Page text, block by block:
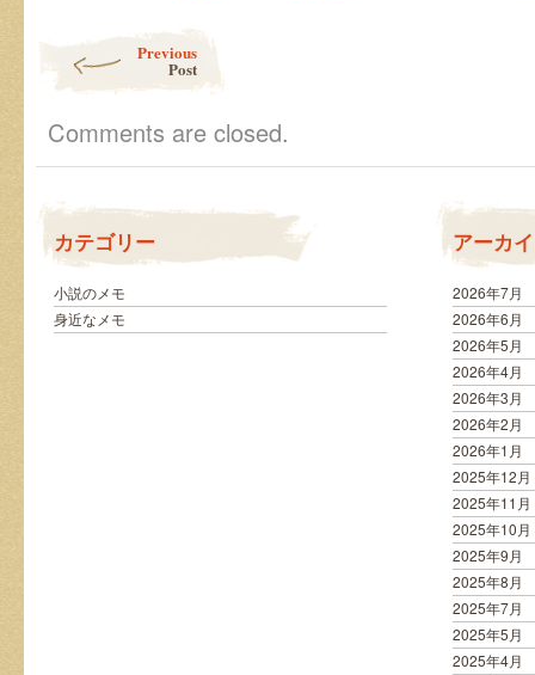
Previous
Post
Comments are closed.
カテゴリー
小説のメモ
身近なメモ
アーカ
2026年7月
2026年6月
2026年5月
2026年4月
2026年3月
2026年2月
2026年1月
2025年12月
2025年11月
2025年10月
2025年9月
2025年8月
2025年7月
2025年5月
2025年4月